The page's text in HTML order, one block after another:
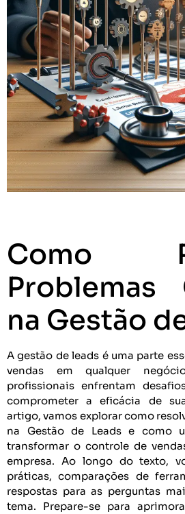
Como
Problemas
na Gestão
A gestão de leads é uma parte
vendas em qualquer
profissionais enfrentam
comprometer a eficácia de
artigo, vamos explorar como
na Gestão de Leads e como
transformar o controle de
empresa. Ao longo do texto,
práticas, comparações de
respostas para as perguntas
tema. Prepare-se para